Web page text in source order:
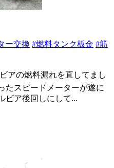
ー交換 #燃料タンク板金 #筋
アの燃料漏れを直してまし
たスピードメーターが遂に
ビア後回しにして...